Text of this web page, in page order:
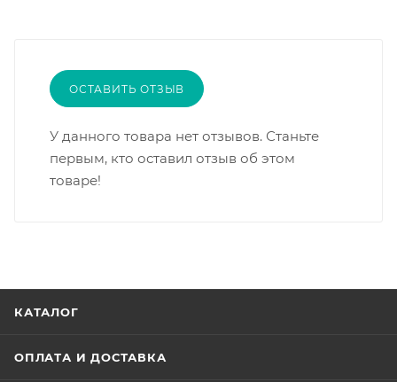
ОСТАВИТЬ ОТЗЫВ
У данного товара нет отзывов. Станьте
первым, кто оставил отзыв об этом
товаре!
КАТАЛОГ
ОПЛАТА И ДОСТАВКА